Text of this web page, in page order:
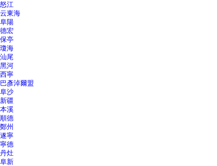
怒江
云東海
阜陽
德宏
保亭
瓊海
汕尾
黑河
西寧
巴彥淖爾盟
阜沙
新疆
本溪
順德
鄭州
遂寧
寧德
丹灶
阜新